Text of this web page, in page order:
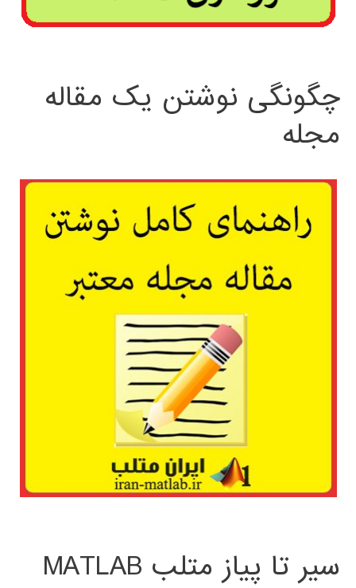
چگونگی نوشتن یک مقاله
مجله
سیر تا پیاز متلب MATLAB